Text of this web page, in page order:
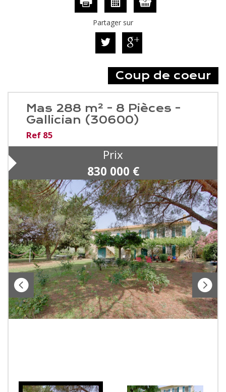
Partager sur
Coup de coeur
Mas 288 m² - 8 Pièces -
Gallician (30600)
Ref 85
Prix
830 000 €